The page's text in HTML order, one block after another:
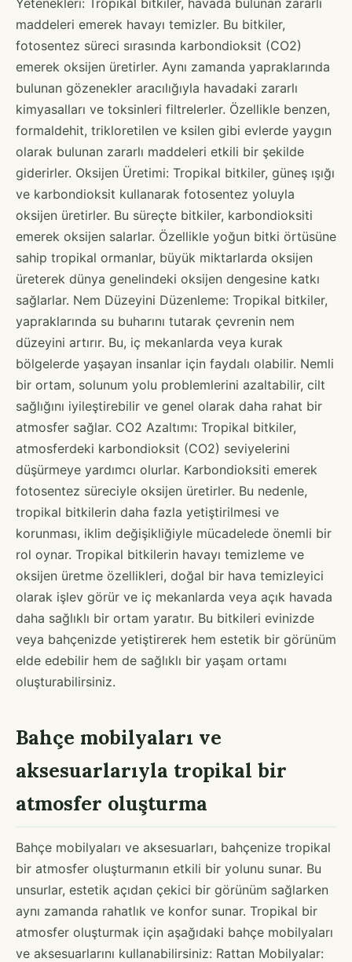
maddeleri emerek havayı temizler. Bu bitkiler,
fotosentez süreci sırasında karbondioksit (CO2)
emerek oksijen üretirler. Aynı zamanda yapraklarında
bulunan gözenekler aracılığıyla havadaki zararlı
kimyasalları ve toksinleri filtrelerler. Özellikle benzen,
formaldehit, trikloretilen ve ksilen gibi evlerde yaygın
olarak bulunan zararlı maddeleri etkili bir şekilde
giderirler. Oksijen Üretimi: Tropikal bitkiler, güneş ışığı
ve karbondioksit kullanarak fotosentez yoluyla
oksijen üretirler. Bu süreçte bitkiler, karbondioksiti
emerek oksijen salarlar. Özellikle yoğun bitki örtüsüne
sahip tropikal ormanlar, büyük miktarlarda oksijen
üreterek dünya genelindeki oksijen dengesine katkı
sağlarlar. Nem Düzeyini Düzenleme: Tropikal bitkiler,
yapraklarında su buharını tutarak çevrenin nem
düzeyini artırır. Bu, iç mekanlarda veya kurak
bölgelerde yaşayan insanlar için faydalı olabilir. Nemli
bir ortam, solunum yolu problemlerini azaltabilir, cilt
sağlığını iyileştirebilir ve genel olarak daha rahat bir
atmosfer sağlar. CO2 Azaltımı: Tropikal bitkiler,
atmosferdeki karbondioksit (CO2) seviyelerini
düşürmeye yardımcı olurlar. Karbondioksiti emerek
fotosentez süreciyle oksijen üretirler. Bu nedenle,
tropikal bitkilerin daha fazla yetiştirilmesi ve
korunması, iklim değişikliğiyle mücadelede önemli bir
rol oynar. Tropikal bitkilerin havayı temizleme ve
oksijen üretme özellikleri, doğal bir hava temizleyici
olarak işlev görür ve iç mekanlarda veya açık havada
daha sağlıklı bir ortam yaratır. Bu bitkileri evinizde
veya bahçenizde yetiştirerek hem estetik bir görünüm
elde edebilir hem de sağlıklı bir yaşam ortamı
oluşturabilirsiniz.
Bahçe mobilyaları ve
aksesuarlarıyla tropikal bir
atmosfer oluşturma
Bahçe mobilyaları ve aksesuarları, bahçenize tropikal
bir atmosfer oluşturmanın etkili bir yolunu sunar. Bu
unsurlar, estetik açıdan çekici bir görünüm sağlarken
aynı zamanda rahatlık ve konfor sunar. Tropikal bir
atmosfer oluşturmak için aşağıdaki bahçe mobilyaları
ve aksesuarlarını kullanabilirsiniz: Rattan Mobilyalar: